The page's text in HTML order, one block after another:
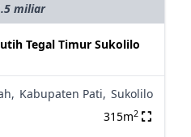
miliar
Tegal Timur Sukolilo
Kabupaten Pati, Sukolilo
315m2